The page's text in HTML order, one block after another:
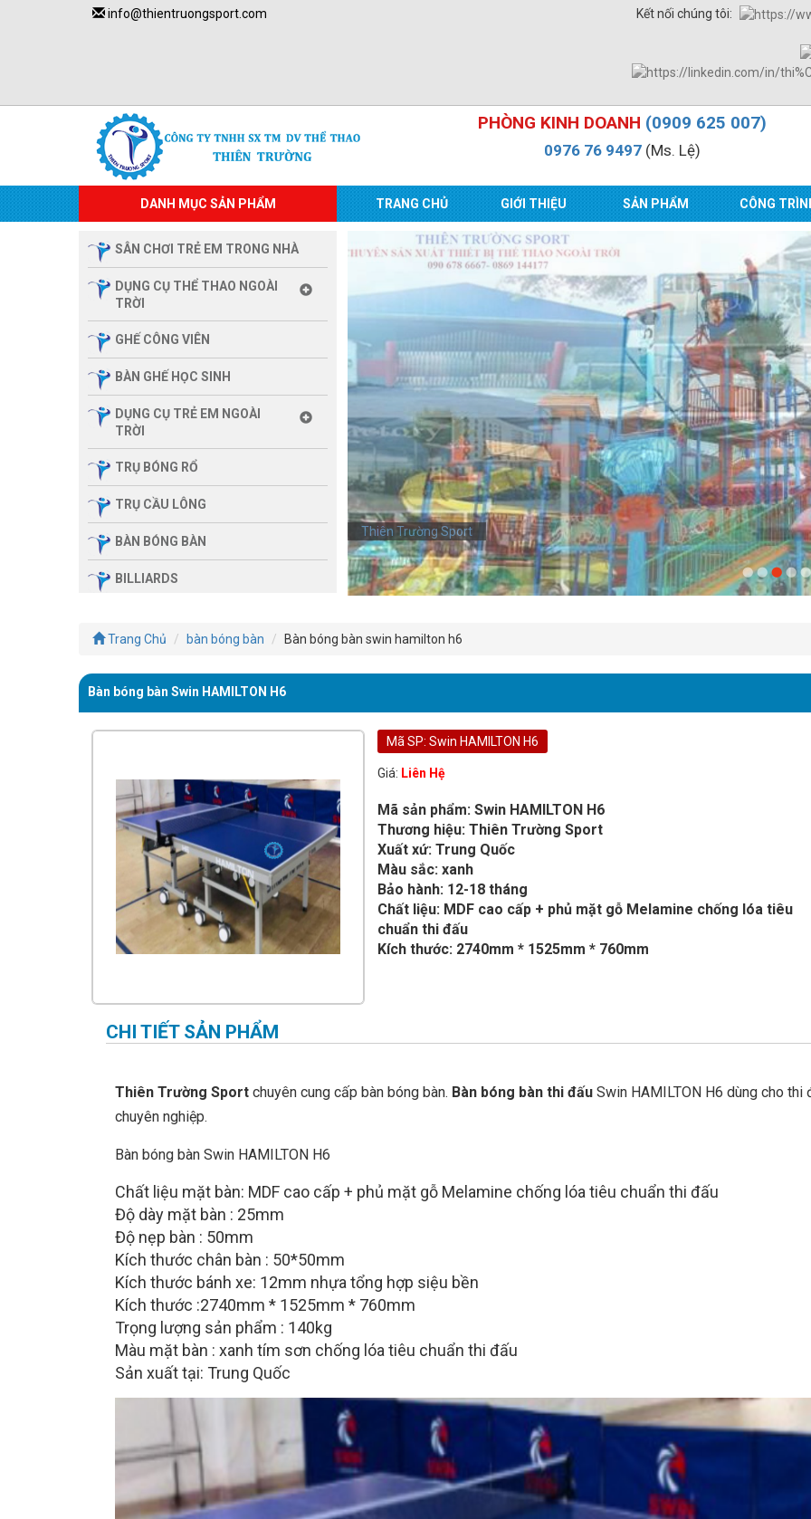
info@thientruongsport.com Kết nối chúng tôi:
PHÒNG KINH DOANH (0909 625 007)
0976 76 9497(Ms. Lệ)
DANH MỤC SẢN PHẨM TRANG CHỦ GIỚI THIỆU SẢN PHẨM CÔNG
SÂN CHƠI TRẺ EM TRONG NHÀ
DỤNG CỤ THỂ THAO NGOÀI
TRỜI
GHẾ CÔNG VIÊN
BÀN GHẾ HỌC SINH
DỤNG CỤ TRẺ EM NGOÀI
TRỜI
TRỤ BÓNG RỔ
TRỤ CẦU LÔNG
BÀN BÓNG BÀN
BILLIARDS
ĐÌNH
THIẾT BỊ PHÒNG GYM
IMPULSE FITNESS
THIẾT BỊ PHÒNG GYM THIÊN
TRƯỜNG
CỎ NHÂN TẠO
Thiên Trường Sport
Trang Chủ bàn bóng bàn Bàn bóng bàn swin hamilton h6
Bàn bóng bàn Swin HAMILTON H6
Mã SP: Swin HAMILTON H6
Giá: Liên Hệ
Mã sản phẩm: Swin HAMILTON H6
Thương hiệu: Thiên Trường Sport
Xuất xứ: Trung Quốc
Màu sắc: xanh
Bảo hành: 12-18 tháng
Chất liệu: MDF cao cấp + phủ mặt gỗ Melamine chống lóa tiêu
chuẩn thi đấu
Kích thước: 2740mm * 1525mm * 760mm
CHI TIẾT SẢN PHẨM
Thiên Trường Sport chuyên cung cấp bàn bóng bàn. Bàn bóng bàn thi đấu Swin HAMILTON H6 dùng cho thi
chuyên nghiệp.
Bàn bóng bàn Swin HAMILTON H6
Chất liệu mặt bàn: MDF cao cấp + phủ mặt gỗ Melamine chống lóa tiêu chuẩn thi đấu
Độ dày mặt bàn : 25mm
Độ nẹp bàn : 50mm
Kích thước chân bàn : 50*50mm
Kích thước bánh xe: 12mm nhựa tổng hợp siệu bền
Kích thước :2740mm * 1525mm * 760mm
Trọng lượng sản phẩm : 140kg
Màu mặt bàn : xanh tím sơn chống lóa tiêu chuẩn thi đấu
Sản xuất tại: Trung Quốc